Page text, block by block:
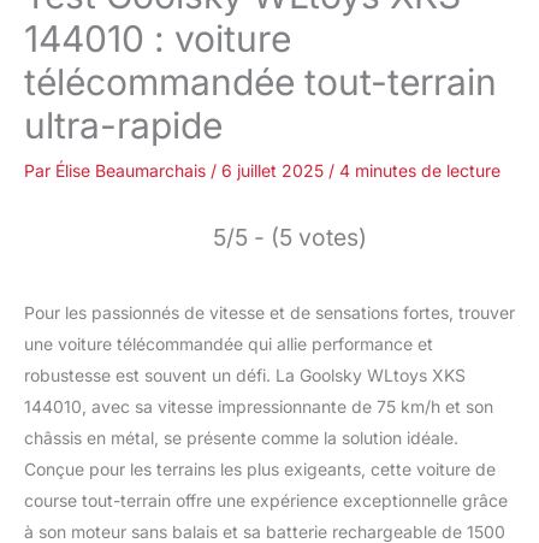
144010 : voiture
télécommandée tout-terrain
ultra-rapide
Par Élise Beaumarchais / 6 juillet 2025 / 4 minutes de lecture
5/5 - (5 votes)
Pour les passionnés de vitesse et de sensations fortes, trouver
une voiture télécommandée qui allie performance et
robustesse est souvent un défi. La Goolsky WLtoys XKS
144010, avec sa vitesse impressionnante de 75 km/h et son
châssis en métal, se présente comme la solution idéale.
Conçue pour les terrains les plus exigeants, cette voiture de
course tout-terrain offre une expérience exceptionnelle grâce
à son moteur sans balais et sa batterie rechargeable de 1500